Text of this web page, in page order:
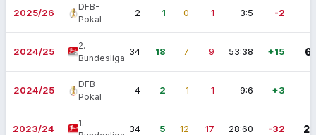
2025/26
DFB-
Pokal
2 1 0 1 3:5 -2 3
2024/25
2.
Bundesliga
34 18 7 9 53:38 +15 61
2024/25
DFB-
Pokal
4 2 1 1 9:6 +3
2023/24
1.
34 5 12 17 28:60 -32 27